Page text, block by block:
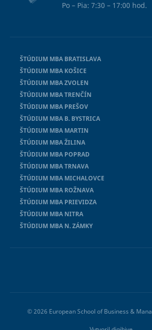
Po – Pia: 7:30 – 17:00 hod.
ŠTÚDIUM MBA BRATISLAVA
ŠTÚDIUM MBA KOŠICE
ŠTÚDIUM MBA ZVOLEN
ŠTÚDIUM MBA TRENČÍN
ŠTÚDIUM MBA PREŠOV
ŠTÚDIUM MBA B. BYSTRICA
ŠTÚDIUM MBA MARTIN
ŠTÚDIUM MBA ŽILINA
ŠTÚDIUM MBA POPRAD
ŠTÚDIUM MBA TRNAVA
ŠTÚDIUM MBA MICHALOVCE
ŠTÚDIUM MBA ROŽNAVA
ŠTÚDIUM MBA PRIEVIDZA
ŠTÚDIUM MBA NITRA
ŠTÚDIUM MBA N. ZÁMKY
© 2026 European School of Business &